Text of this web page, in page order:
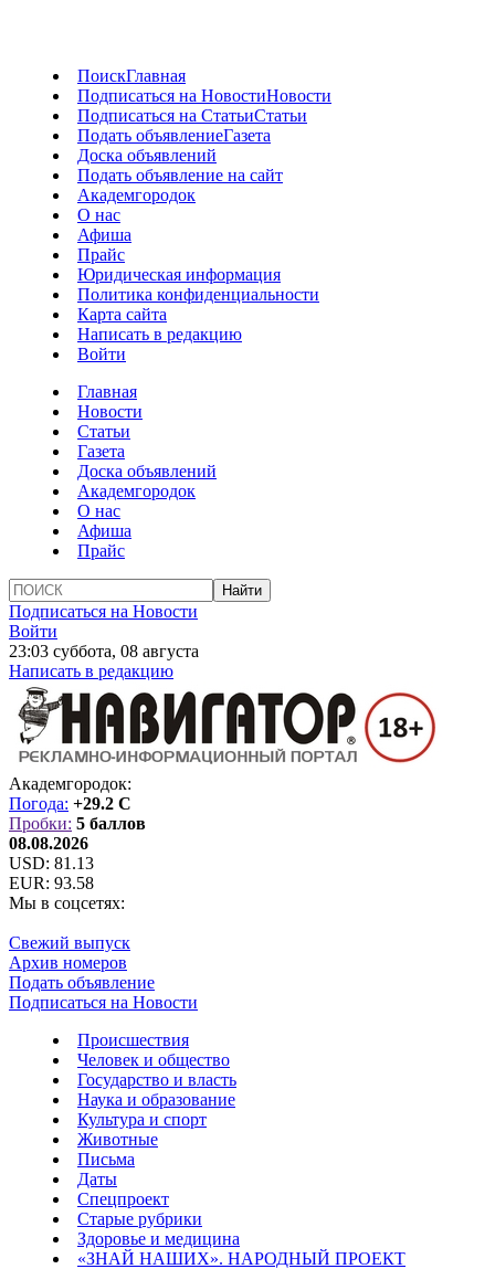
ПоискГлавная
Подписаться на НовостиНовости
Подписаться на СтатьиСтатьи
Подать объявлениеГазета
Доска объявлений
Подать объявление на сайт
Академгородок
О нас
Афиша
Прайс
Юридическая информация
Политика конфиденциальности
Карта сайта
Написать в редакцию
Войти
Главная
Новости
Статьи
Газета
Доска объявлений
Академгородок
О нас
Афиша
Прайс
Подписаться на Новости
Войти
23:03 суббота, 08 августа
Написать в редакцию
Академгородок:
Погода: +29.2 C
Пробки: 5 баллов
08.08.2026
USD: 81.13
EUR: 93.58
Мы в соцсетях:
Свежий выпуск
Архив номеров
Подать объявление
Подписаться на Новости
Происшествия
Человек и общество
Государство и власть
Наука и образование
Культура и спорт
Животные
Письма
Даты
Спецпроект
Старые рубрики
Здоровье и медицина
«ЗНАЙ НАШИХ». НАРОДНЫЙ ПРОЕКТ